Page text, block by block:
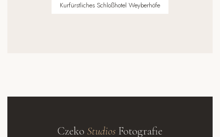
Kurfürstliches Schloßhotel Weyberhöfe
Czeko Studios Fotografie